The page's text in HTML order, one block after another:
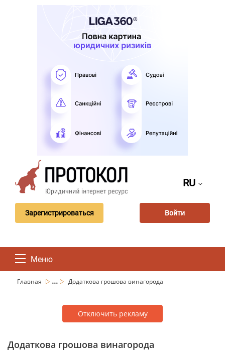
RU
Зарегистрироваться Войти
Меню
Главная ... Додаткова грошова винагорода
Отключить рекламу
Додаткова грошова винагорода